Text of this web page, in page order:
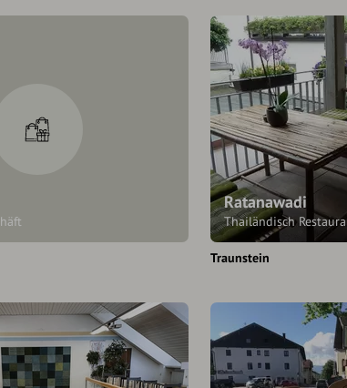
Ratanawadi
Thailändisch
Traunstein